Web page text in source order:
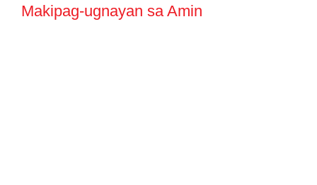
Makipag-ugnayan sa Amin